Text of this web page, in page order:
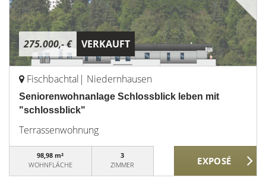
275.000,- € VERKAUFT
Fischbachtal| Niedernhausen
Seniorenwohnanlage Schlossblick leben mit
"schlossblick"
Terrassenwohnung
98,98 m²
WOHNFLÄCHE
3
ZIMMER